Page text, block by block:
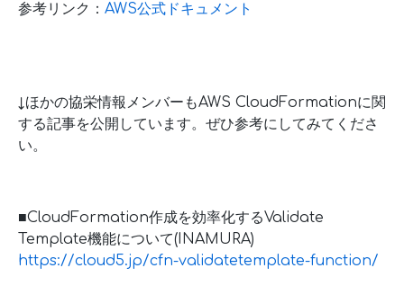
参考リンク： AWS公式ドキュメント
↓ほかの協栄情報メンバーもAWS CloudFormationに関
する記事を公開しています。ぜひ参考にしてみてくださ
い。
■CloudFormation作成を効率化するValidate
Template機能について(INAMURA)
https://cloud5.jp/cfn-validatetemplate-function/